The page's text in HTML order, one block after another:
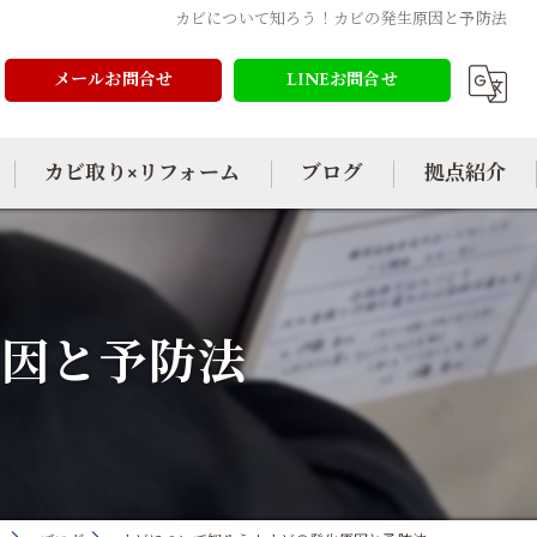
カビについて知ろう！カビの発生原因と予防法
メールお問合せ LINEお問合せ
カビ取り×リフォーム ブログ 拠点紹介
と予防法